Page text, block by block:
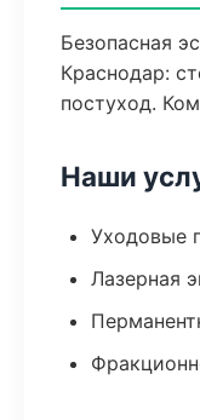
Безопасная
Краснодар:
постуход.
Наши
Уходовые
Лазерная